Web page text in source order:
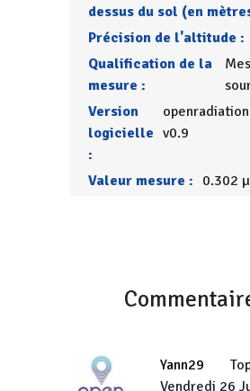
dessus du sol (en
Précision de l'altitude :
Qualification de la
mesure :
Version
logicielle
:
v0.9
Valeur mesure : 0.302
Yann29
Vendredi 26